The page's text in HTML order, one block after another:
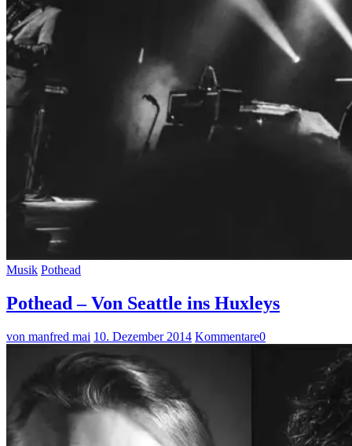
Musik Pothead
Pothead – Von Seattle ins Huxleys
von manfred mai 10. Dezember 2014 Kommentare0